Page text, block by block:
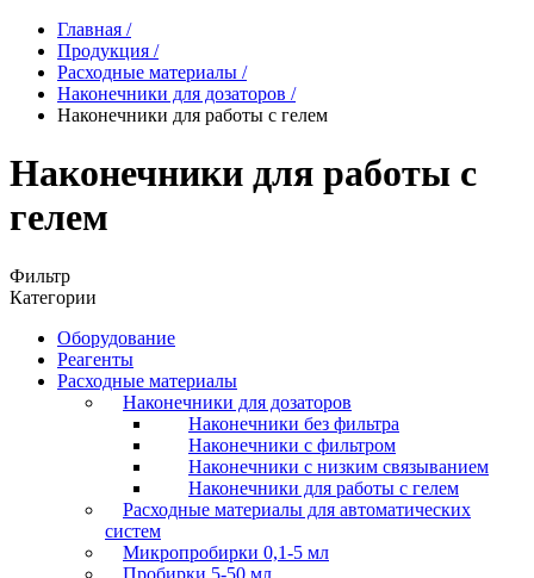
Главная /
Продукция /
Расходные материалы /
Наконечники для дозаторов /
Наконечники для работы с гелем
Наконечники для работы с
гелем
Фильтр
Категории
Оборудование
Реагенты
Расходные материалы
Наконечники для дозаторов
Наконечники без фильтра
Наконечники с фильтром
Наконечники с низким связыванием
Наконечники для работы с гелем
Расходные материалы для автоматических
систем
Микропробирки 0,1-5 мл
Пробирки 5-50 мл